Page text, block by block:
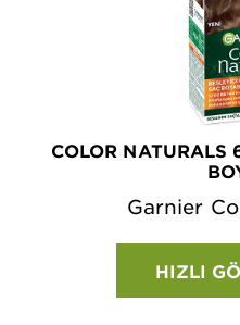
COLOR NATURALS
Garnier
HIZLI